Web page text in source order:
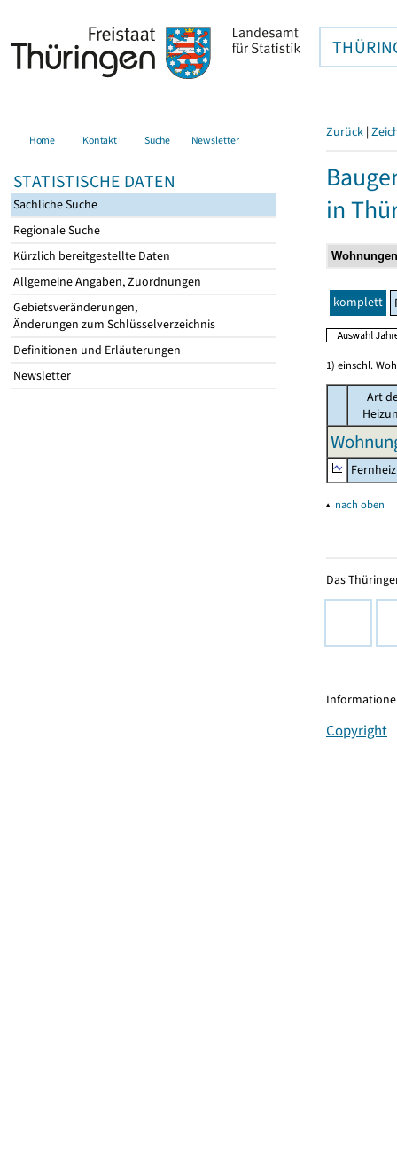
Home Kontakt Suche Newsletter
STATISTISCHE DATEN
Sachliche Suche
Regionale Suche
Kürzlich bereitgestellte Daten
Allgemeine Angaben, Zuordnungen
Gebietsveränderungen,
Änderungen zum Schlüsselverzeichnis
Definitionen und Erläuterungen
Newsletter
Zurück |
in
komplett
1) einschl.
Art
▴ nach oben
Das
Copyright